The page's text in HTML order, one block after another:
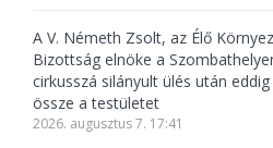
A V. Németh Zsolt, az Élő
Bizottság elnöke a
cirkusszá silányult ülés után
össze a testületet
2026. augusztus 7. 17:41